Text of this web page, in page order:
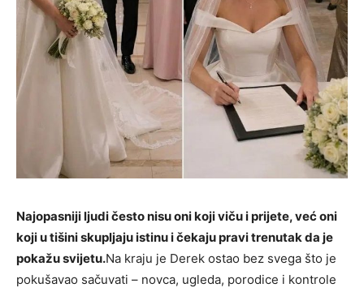
Najopasniji ljudi često nisu oni koji viču i prijete, već oni
koji u tišini skupljaju istinu i čekaju pravi trenutak da je
pokažu svijetu.Na kraju je Derek ostao bez svega što je
pokušavao sačuvati – novca, ugleda, porodice i kontrole